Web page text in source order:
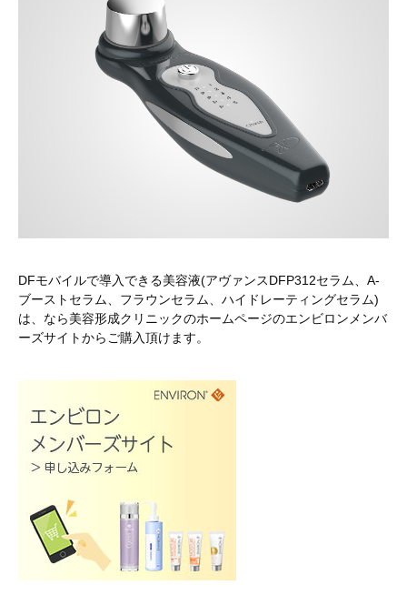
DFモバイルで導入できる美容液(アヴァンスDFP312セラム、A-
ブーストセラム、フラウンセラム、ハイドレーティングセラム)
は、なら美容形成クリニックのホームページのエンビロンメンバ
ーズサイトからご購入頂けます。